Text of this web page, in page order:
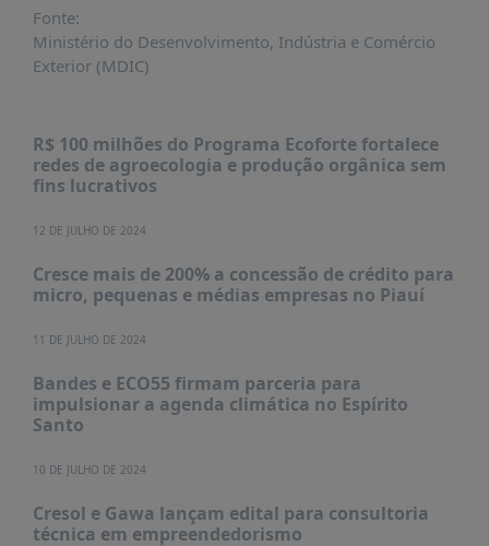
CONTATO
Fonte:
Ministério do Desenvolvimento, Indústria e Comércio
Exterior (MDIC)
R$ 100 milhões do Programa Ecoforte fortalece
redes de agroecologia e produção orgânica sem
fins lucrativos
12 DE JULHO DE 2024
Cresce mais de 200% a concessão de crédito para
micro, pequenas e médias empresas no Piauí
11 DE JULHO DE 2024
Bandes e ECO55 firmam parceria para
impulsionar a agenda climática no Espírito
Santo
10 DE JULHO DE 2024
Cresol e Gawa lançam edital para consultoria
técnica em empreendedorismo